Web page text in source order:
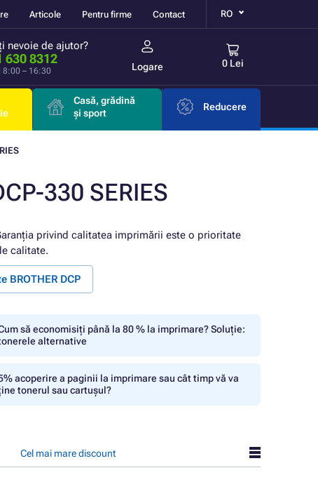
Articole Pentru firme Contact RO
nevoie de ajutor?
630 8312
8:00 – 16:30 Logare 0 Lei
Casă, grădină
și sport
Reducere
330 SERIES
privind calitatea imprimării este o prioritate
calitate.
BROTHER DCP
să economisiți până la 80 % la imprimare? Soluție:
alternative
acoperire a paginii la imprimare sau cât timp vă va
tonerul sau cartușul?
Cel mai mare discount